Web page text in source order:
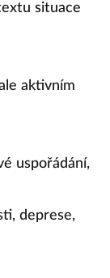
situace
aktivním
uspořádání,
deprese,